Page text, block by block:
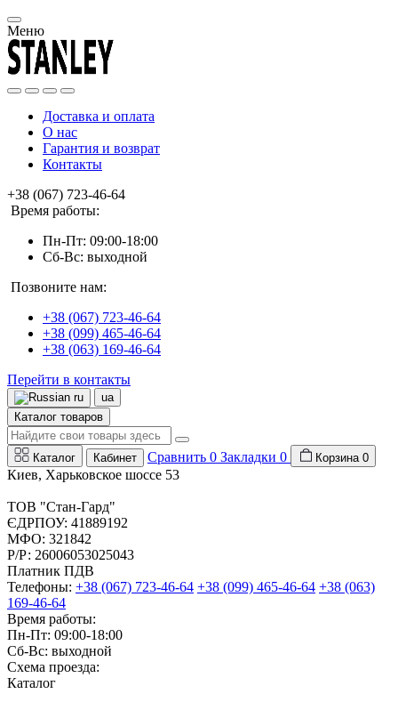
Меню
Доставка и оплата
О нас
Гарантия и возврат
Контакты
+38 (067) 723-46-64
Время работы:
Пн-Пт: 09:00-18:00
Сб-Вс: выходной
Позвоните нам:
+38 (067) 723-46-64
+38 (099) 465-46-64
+38 (063) 169-46-64
Перейти в контакты
ru
ua
Каталог товаров
Каталог Кабинет Сравнить 0 Закладки 0 Корзина 0
Киев, Харьковское шоссе 53
ТОВ "Стан-Гард"
ЄДРПОУ: 41889192
МФО: 321842
Р/Р: 26006053025043
Платник ПДВ
Телефоны: +38 (067) 723-46-64 +38 (099) 465-46-64 +38 (063)
169-46-64
Время работы:
Пн-Пт: 09:00-18:00
Сб-Вс: выходной
Схема проезда:
Каталог